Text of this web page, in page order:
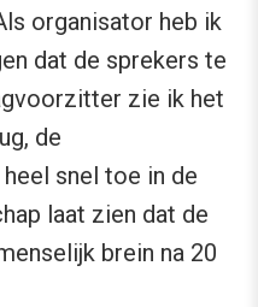
organisator heb ik
dat de sprekers te
zie ik het
de
snel toe in de
laat zien dat de
brein na 20